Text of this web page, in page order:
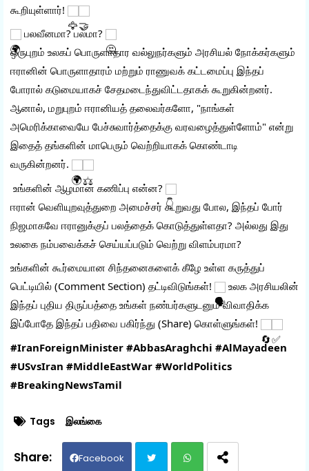
கூறியுள்ளார்!
பலவீனமா? பலமா?
ஒருபுறம் உலகப் பொருளாதார வல்லுநர்களும் அரசியல் நோக்கர்களும்
ஈரானின் பொருளாதாரம் மற்றும் ராணுவக் கட்டமைப்பு இந்தப்
போரால் கடுமையாகச் சேதமடைந்துவிட்டதாகக் கூறுகின்றனர்.
ஆனால், மறுபுறம் ஈரானியத் தலைவர்களோ, "நாங்கள்
அமெரிக்காவையே பேச்சுவார்த்தைக்கு வரவழைத்துள்ளோம்" என்று
இதைத் தங்களின் மாபெரும் வெற்றியாகக் கொண்டாடி
வருகின்றனர்.
உங்களின் ஆழமான கணிப்பு என்ன?
ஈரான் வெளியுறவுத்துறை அமைச்சர் கூறுவது போல, இந்தப் போர்
நிஜமாகவே ஈரானுக்குப் பலத்தைக் கொடுத்துள்ளதா? அல்லது இது
உலகை நம்பவைக்கச் செய்யப்படும் வெற்று விளம்பரமா?
உங்களின் கூர்மையான சிந்தனைகளைக் கீழே உள்ள கருத்துப்
பெட்டியில் (Comment Section) தட்டிவிடுங்கள்!
உலக அரசியலின்
இந்தப் புதிய திருப்பத்தை உங்கள் நண்பர்களுடனும் விவாதிக்க
இப்போதே இந்தப் பதிவை பகிர்ந்து (Share) கொள்ளுங்கள்!
#IranForeignMinister #AbbasAraghchi #AlMayadeen
#USvsIran #MiddleEastWar #WorldPolitics
#BreakingNewsTamil
Tags இலங்கை
Facebook